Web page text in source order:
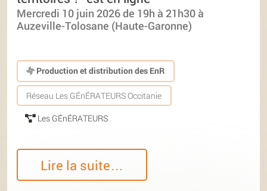
Mercredi 10 juin 2026 de 19h à 21h30 à
Auzeville-Tolosane (Haute-Garonne)
Production et distribution des EnR
Réseau Les GÉnÉRATEURS Occitanie
Les GÉnÉRATEURS
Lire la suite…